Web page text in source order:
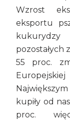
Wzrost
eksportu
pozostałych
55 proc.
kupiły od
proc.